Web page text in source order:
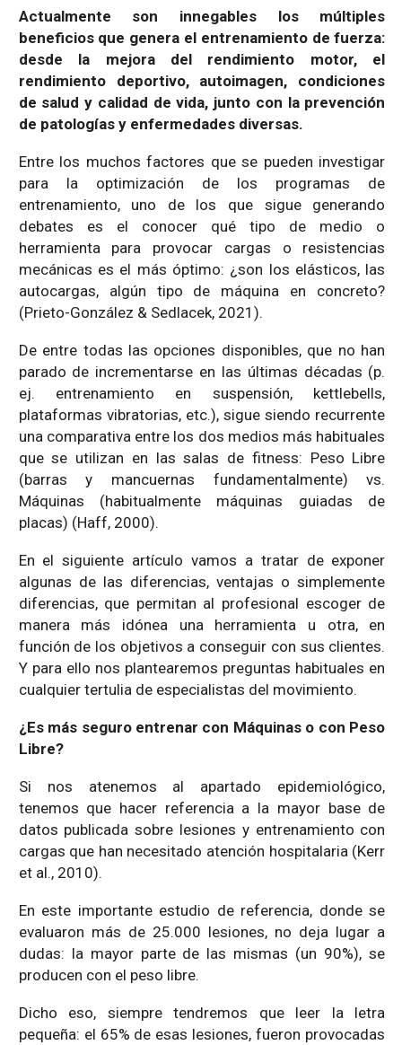
Actualmente son innegables los múltiples
beneficios que genera el entrenamiento de fuerza:
desde la mejora del rendimiento motor, el
rendimiento deportivo, autoimagen, condiciones
de salud y calidad de vida, junto con la prevención
de patologías y enfermedades diversas.
Entre los muchos factores que se pueden investigar
para la optimización de los programas de
entrenamiento, uno de los que sigue generando
debates es el conocer qué tipo de medio o
herramienta para provocar cargas o resistencias
mecánicas es el más óptimo: ¿son los elásticos, las
autocargas, algún tipo de máquina en concreto?
(Prieto-González & Sedlacek, 2021).
De entre todas las opciones disponibles, que no han
parado de incrementarse en las últimas décadas (p.
ej. entrenamiento en suspensión, kettlebells,
plataformas vibratorias, etc.), sigue siendo recurrente
una comparativa entre los dos medios más habituales
que se utilizan en las salas de fitness: Peso Libre
(barras y mancuernas fundamentalmente) vs.
Máquinas (habitualmente máquinas guiadas de
placas) (Haff, 2000).
En el siguiente artículo vamos a tratar de exponer
algunas de las diferencias, ventajas o simplemente
diferencias, que permitan al profesional escoger de
manera más idónea una herramienta u otra, en
función de los objetivos a conseguir con sus clientes.
Y para ello nos plantearemos preguntas habituales en
cualquier tertulia de especialistas del movimiento.
¿Es más seguro entrenar con Máquinas o con Peso
Libre?
Si nos atenemos al apartado epidemiológico,
tenemos que hacer referencia a la mayor base de
datos publicada sobre lesiones y entrenamiento con
cargas que han necesitado atención hospitalaria (Kerr
et al., 2010).
En este importante estudio de referencia, donde se
evaluaron más de 25.000 lesiones, no deja lugar a
dudas: la mayor parte de las mismas (un 90%), se
producen con el peso libre.
Dicho eso, siempre tendremos que leer la letra
pequeña: el 65% de esas lesiones, fueron provocadas